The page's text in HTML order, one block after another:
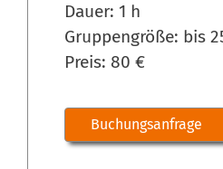
Dauer: 1 h
Gruppengröße: bis
Preis: 80 €
Buchungsanfrage